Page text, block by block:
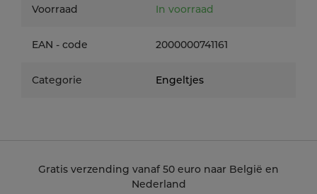
Voorraad In voorraad
EAN - code 2000000741161
Categorie Engeltjes
Gratis verzending vanaf 50 euro naar België en
Nederland